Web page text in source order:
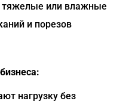
или влажные
и порезов
нагрузку без